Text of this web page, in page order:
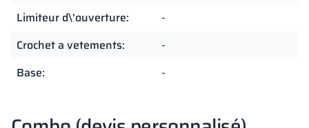
Limiteur d\'ouverture:
-
Crochet a vetements:
-
Base:
-